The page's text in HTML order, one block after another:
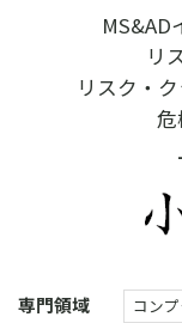
MS&AD
リ
リスク・
危
専門領域
コン